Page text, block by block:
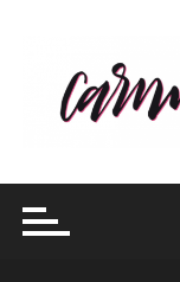
contenido